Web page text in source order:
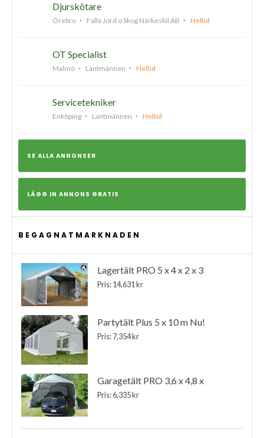
Djurskötare
Örebro Falla Jord o Skog Närkeskil AB Heltid
OT Specialist
Malmö Lantmännen Heltid
Servicetekniker
Enköping Lantmännen Heltid
SE ALLA ANNONSER
LÄGG IN ANNONS GRATIS
BEGAGNATMARKNADEN
Lagertält PRO 5 x 4 x 2 x 3
Pris: 14,631 kr
Partytält Plus 5 x 10 m Nu!
Pris: 7,354 kr
Garagetält PRO 3,6 x 4,8 x
Pris: 6,335 kr